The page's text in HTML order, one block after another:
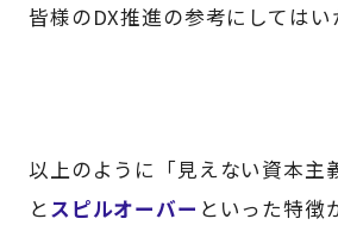
皆様のDX推進の参考にしてはい
以上のように「見えない資本主
とスピルオーバー といった特徴